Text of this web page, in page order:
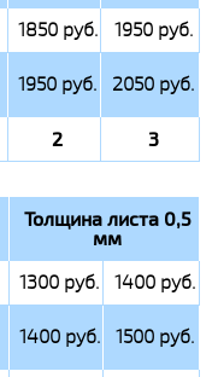
1850 руб.
1950 руб.
1950 руб. 2050 руб.
2 3
Толщина листа 0,5
мм
1300 руб.
1400 руб.
1400 руб. 1500 руб.